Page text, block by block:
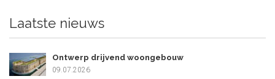
Laatste nieuws
Ontwerp drijvend woongebouw
09.07.2026